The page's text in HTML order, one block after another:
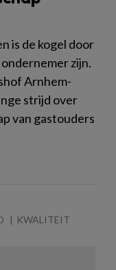
is de kogel door
zijn.
Arnhem-
strijd over
van gastouders
KWALITEIT